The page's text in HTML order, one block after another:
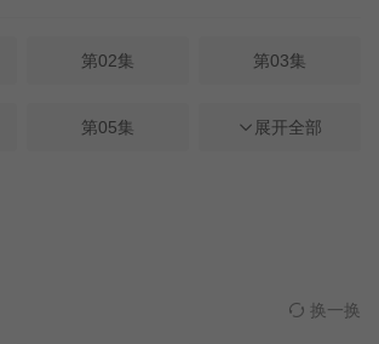
第02集 第03集
第05集 第06集
展开全部
换一换